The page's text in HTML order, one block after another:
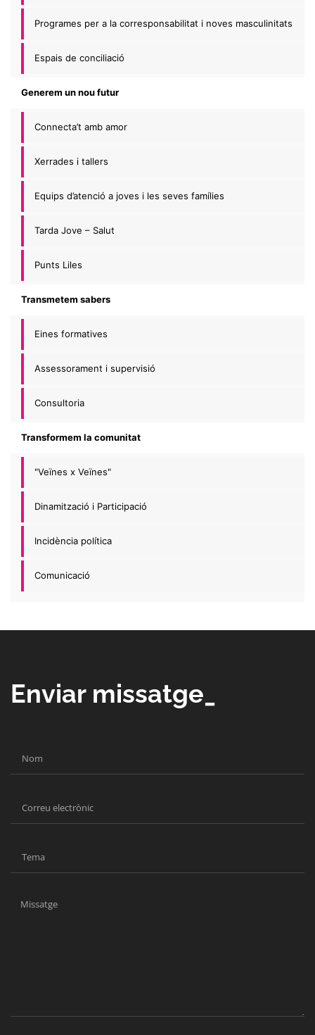
Programes per a la corresponsabilitat i noves masculinitats
Espais de conciliació
Generem un nou futur
Connecta’t amb amor
Xerrades i tallers
Equips d’atenció a joves i les seves famílies
Tarda Jove – Salut
Punts Liles
Transmetem sabers
Eines formatives
Assessorament i supervisió
Consultoria
Transformem la comunitat
"Veïnes x Veïnes"
Dinamització i Participació
Incidència política
Comunicació
Enviar missatge_